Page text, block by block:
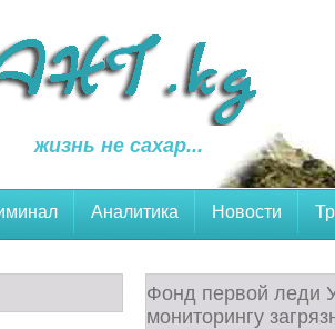
жизнь не сахар...
Аналитика Новости
Фонд первой леди
мониторингу